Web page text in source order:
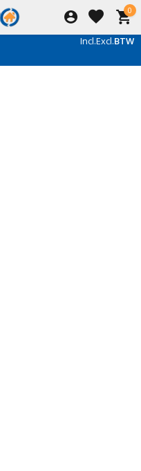
0
Incl.Excl.BTW